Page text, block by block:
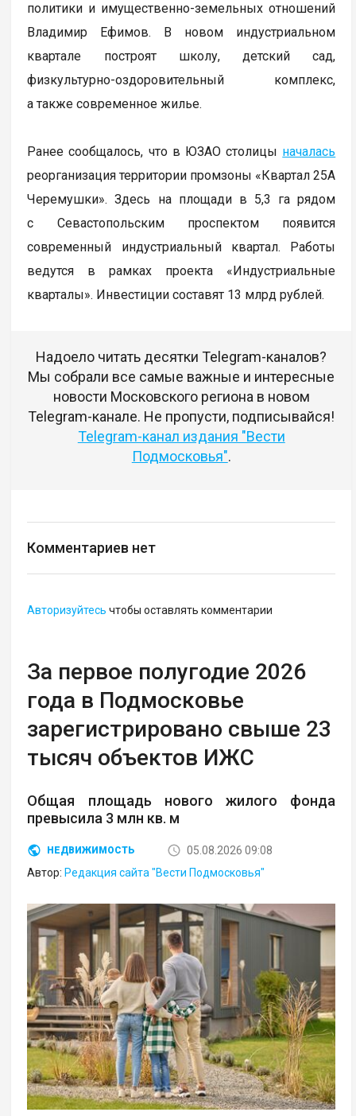
политики и имущественно-земельных отношений
Владимир Ефимов. В новом индустриальном
квартале построят школу, детский сад,
физкультурно-оздоровительный комплекс,
а также современное жилье.
Ранее сообщалось, что в ЮЗАО столицы началась
реорганизация территории промзоны «Квартал 25А
Черемушки». Здесь на площади в 5,3 га рядом
с Севастопольским проспектом появится
современный индустриальный квартал. Работы
ведутся в рамках проекта «Индустриальные
кварталы». Инвестиции составят 13 млрд рублей.
Надоело читать десятки Telegram-каналов?
Мы собрали все самые важные и интересные
новости Московского региона в новом
Telegram-канале. Не пропусти, подписывайся!
Telegram-канал издания "Вести
Подмосковья".
Комментариев нет
Авторизуйтесь чтобы оставлять комментарии
За первое полугодие 2026
года в Подмосковье
зарегистрировано свыше 23
тысяч объектов ИЖС
Общая площадь нового жилого фонда
превысила 3 млн кв. м
НЕДВИЖИМОСТЬ
05.08.2026 09:08
Автор: Редакция сайта "Вести Подмосковья"